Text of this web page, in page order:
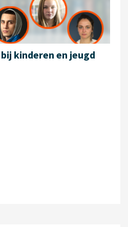
kinderen en jeugd